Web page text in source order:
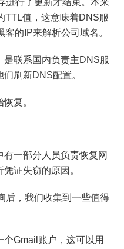
TTL值，这意味着DNS服
的IP来解析公司域名。
联系国内负责主DNS服
刷新DNS配置。
复。
一部分人员负责恢复网
证失窃的原因。
后，我们收集到一些值得
Gmail账户，这可以用